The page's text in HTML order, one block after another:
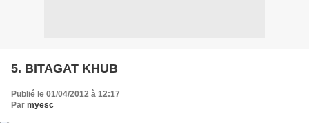
5. BITAGAT KHUB
Publié le 01/04/2012 à 12:17
Par myesc